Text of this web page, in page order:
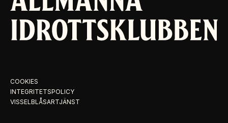
COOKIES
INTEGRITETSPOLICY
VISSELBLÅSARTJÄNST